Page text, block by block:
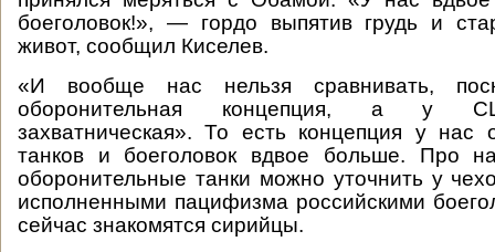
боеголовок!», — гордо выпятив грудь и
живот, сообщил Киселев.
«И вообще нас нельзя сравнивать,
оборонительная концепция, а у
захватническая». То есть концепция у нас
танков и боеголовок вдвое больше. Про
оборонительные танки можно уточнить у
исполненными пацифизма российскими
сейчас знакомятся сирийцы.